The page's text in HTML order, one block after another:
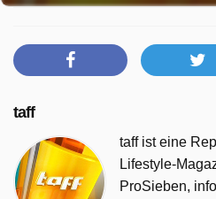
taff
taff ist eine
Lifestyle-
ProSieben,